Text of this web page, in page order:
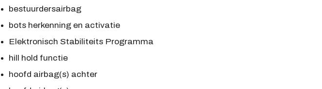
bestuurdersairbag
bots herkenning en activatie
Elektronisch Stabiliteits Programma
hill hold functie
hoofd airbag(s) achter